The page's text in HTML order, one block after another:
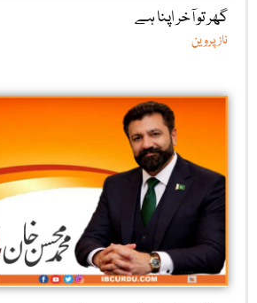
گھر تو آخر اپنا ہے
ناز پروین